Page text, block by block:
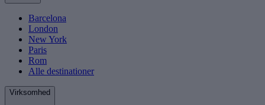
Barcelona
London
New York
Paris
Rom
Alle destinationer
Virksomhed